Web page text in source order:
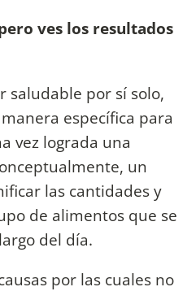
ves los resultados
saludable por sí solo,
específica para
vez lograda una
un
las cantidades y
de alimentos que se
del día.
por las cuales no